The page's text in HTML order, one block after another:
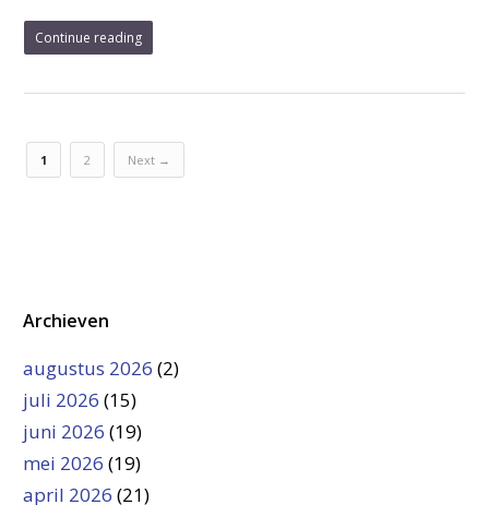
Continue reading
1 2 Next →
Archieven
augustus 2026 (2)
juli 2026 (15)
juni 2026 (19)
mei 2026 (19)
april 2026 (21)